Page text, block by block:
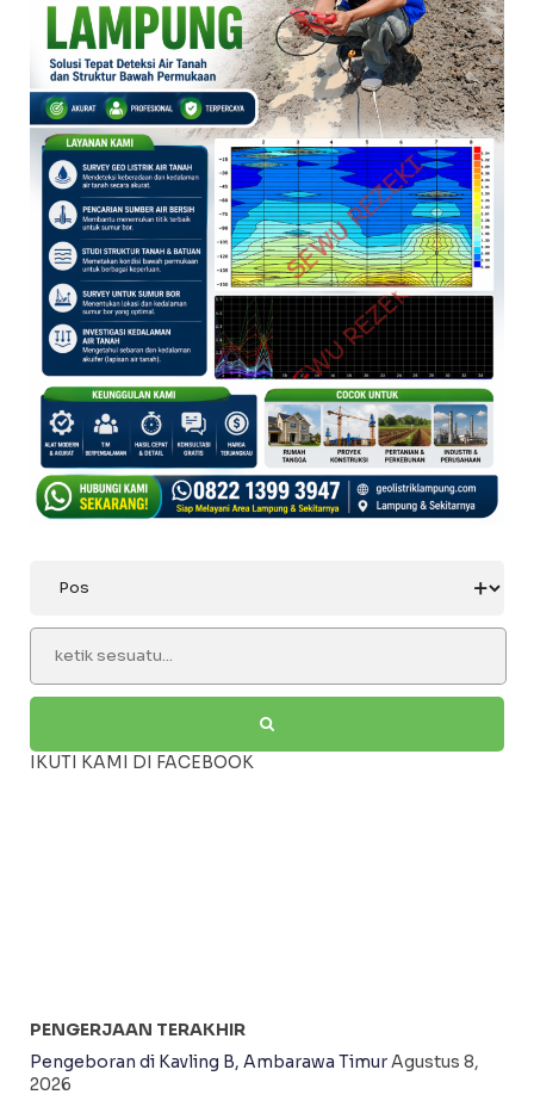
IKUTI KAMI DI FACEBOOK
PENGERJAAN TERAKHIR
Pengeboran di Kavling B, Ambarawa TimurAgustus 8,
2026